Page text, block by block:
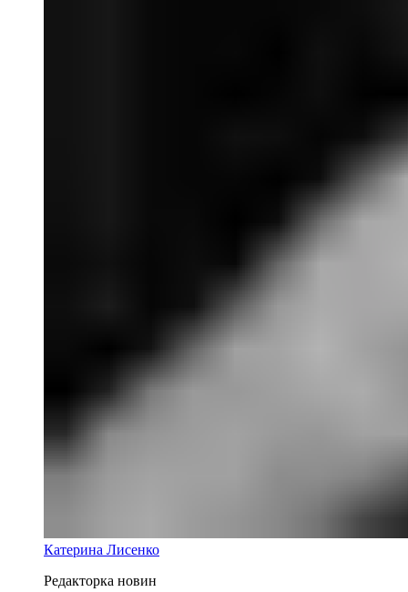
Катерина Лисенко
Редакторка новин